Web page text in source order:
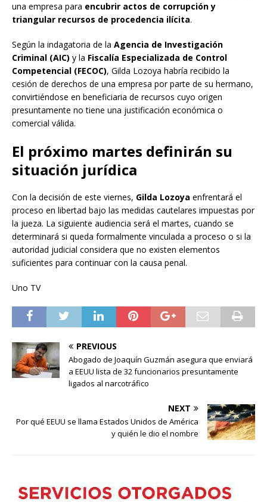
una empresa para encubrir actos de corrupción y
triangular recursos de procedencia ilícita.
Según la indagatoria de la Agencia de Investigación
Criminal (AIC) y la Fiscalía Especializada de Control
Competencial (FECOC), Gilda Lozoya habría recibido la
cesión de derechos de una empresa por parte de su hermano,
convirtiéndose en beneficiaria de recursos cuyo origen
presuntamente no tiene una justificación económica o
comercial válida.
El próximo martes definirán su
situación jurídica
Con la decisión de este viernes, Gilda Lozoya enfrentará el
proceso en libertad bajo las medidas cautelares impuestas por
la jueza. La siguiente audiencia será el martes, cuando se
determinará si queda formalmente vinculada a proceso o si la
autoridad judicial considera que no existen elementos
suficientes para continuar con la causa penal.
Uno TV
PREVIOUS
Abogado de Joaquín Guzmán asegura que enviará
a EEUU lista de 32 funcionarios presuntamente
ligados al narcotráfico
NEXT
Por qué EEUU se llama Estados Unidos de América
y quién le dio el nombre